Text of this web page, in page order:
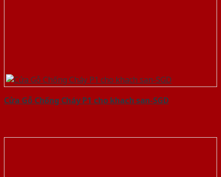
Cửa Gỗ Chống Cháy P1 cho khach san-SGD